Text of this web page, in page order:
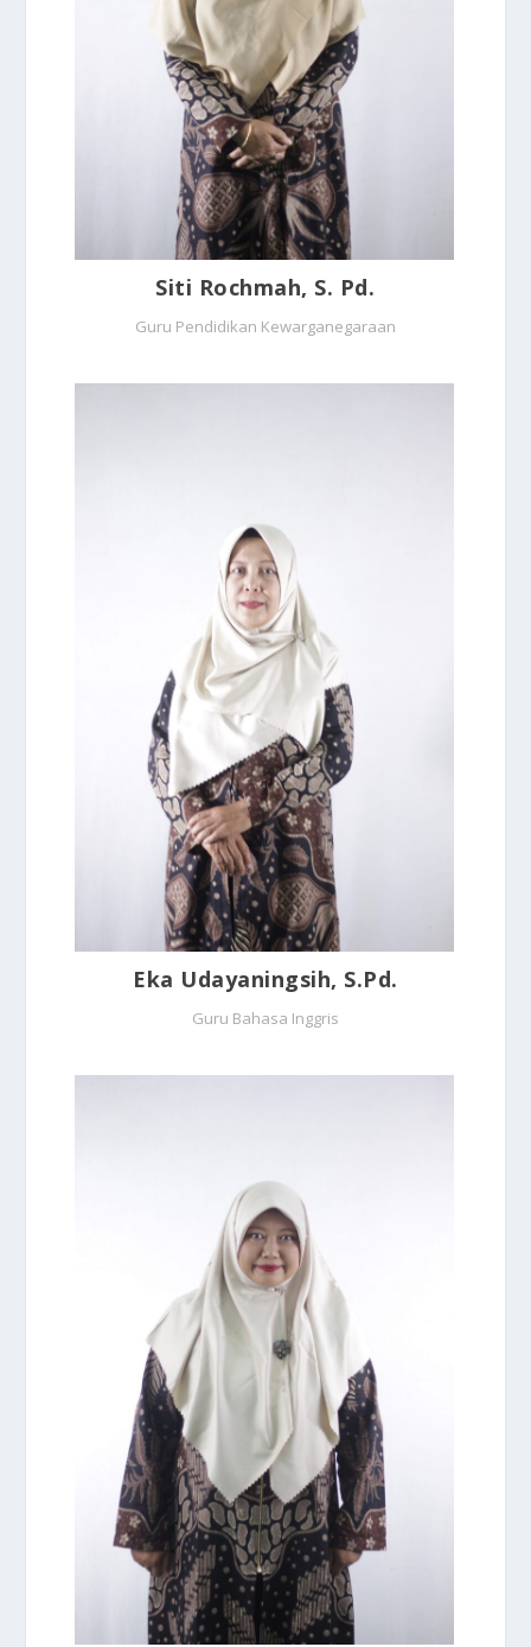
Siti Rochmah, S. Pd.
Guru Pendidikan Kewarganegaraan
Eka Udayaningsih, S.Pd.
Guru Bahasa Inggris